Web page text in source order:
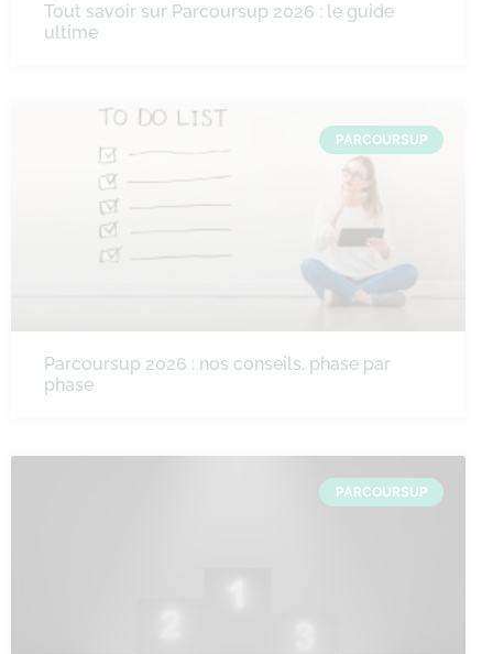
Tout savoir sur Parcoursup 2026 : le guide
ultime
PARCOURSUP
Parcoursup 2026 : nos conseils, phase par
phase
PARCOURSUP